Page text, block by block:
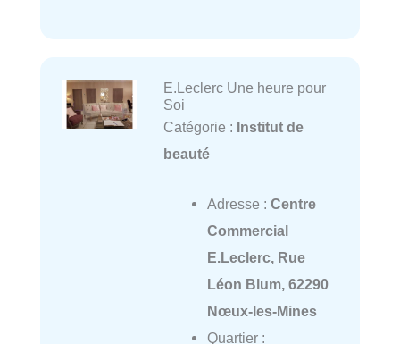
E.Leclerc Une heure pour
Soi
Catégorie : Institut de
beauté
Adresse : Centre
Commercial
E.Leclerc, Rue
Léon Blum, 62290
Nœux-les-Mines
Quartier :